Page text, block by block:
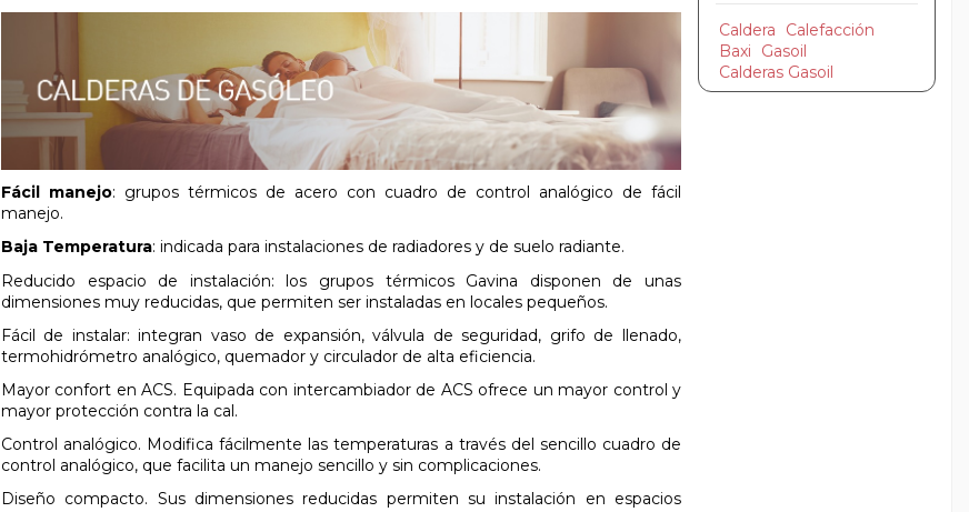
Fácil manejo: grupos térmicos de acero con cuadro de control analógico de fácil
manejo.
Baja Temperatura: indicada para instalaciones de radiadores y de suelo radiante.
Reducido espacio de instalación: los grupos térmicos Gavina disponen de unas
dimensiones muy reducidas, que permiten ser instaladas en locales pequeños.
Fácil de instalar: integran vaso de expansión, válvula de seguridad, grifo de llenado,
termohidrómetro analógico, quemador y circulador de alta eficiencia.
Mayor confort en ACS. Equipada con intercambiador de ACS ofrece un mayor control y
mayor protección contra la cal.
Control analógico. Modifica fácilmente las temperaturas a través del sencillo cuadro de
control analógico, que facilita un manejo sencillo y sin complicaciones.
Diseño compacto. Sus dimensiones reducidas permiten su instalación en espacios
Caldera
Calefacción
Baxi
Gasoil
Calderas Gasoil